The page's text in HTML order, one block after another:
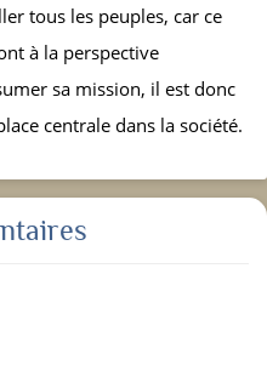
tous les peuples, car ce
à la perspective
sa mission, il est donc
centrale dans la société.